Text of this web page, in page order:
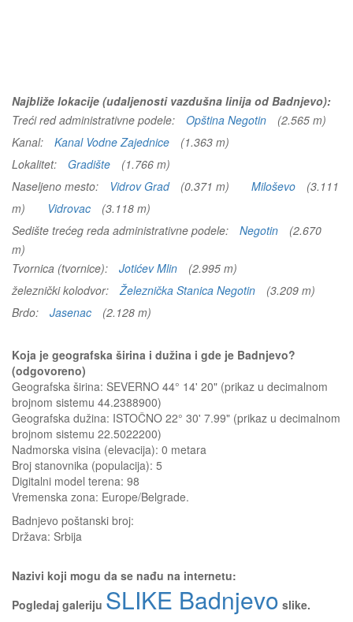
Najbliže lokacije (udaljenosti vazdušna linija od Badnjevo):
Treći red administrativne podele:
Opština Negotin
(2.565 m)
Kanal:
Kanal Vodne Zajednice
(1.363 m)
Lokalitet:
Gradište
(1.766 m)
Naseljeno mesto:
Vidrov Grad (0.371 m) Miloševo
(3.111
m)
Vidrovac
(3.118 m)
Sedište trećeg reda administrativne podele:
Negotin
(2.670
m)
Tvornica (tvornice):
Jotićev Mlin
(2.995 m)
železnički kolodvor:
Železnička Stanica Negotin
(3.209 m)
Brdo:
Jasenac (2.128 m)
Koja je geografska širina i dužina i gde je Badnjevo?
(odgovoreno)
Geografska širina: SEVERNO 44° 14' 20" (prikaz u decimalnom
brojnom sistemu 44.2388900)
Geografska dužina: ISTOČNO 22° 30' 7.99" (prikaz u decimalnom
brojnom sistemu 22.5022200)
Nadmorska visina (elevacija): 0 metara
Broj stanovnika (populacija): 5
Digitalni model terena: 98
Vremenska zona: Europe/Belgrade.
Badnjevo poštanski broj:
Država: Srbija
Nazivi koji mogu da se nađu na internetu:
Pogledaj galeriju SLIKE Badnjevo slike.